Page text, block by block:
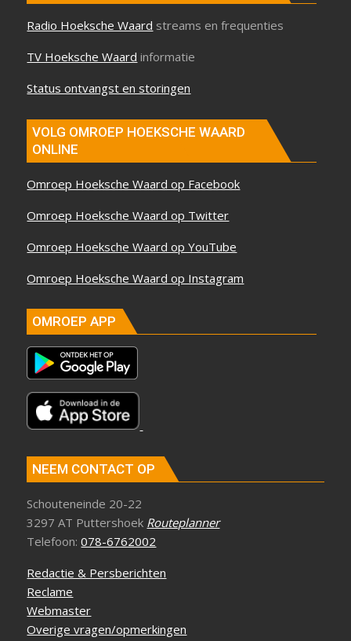
Radio Hoeksche Waard streams en frequenties
TV Hoeksche Waard informatie
Status ontvangst en storingen
VOLG OMROEP HOEKSCHE WAARD
ONLINE
Omroep Hoeksche Waard op Facebook
Omroep Hoeksche Waard op Twitter
Omroep Hoeksche Waard op YouTube
Omroep Hoeksche Waard op Instagram
OMROEP APP
NEEM CONTACT OP
Schouteneinde 20-22
3297 AT Puttershoek Routeplanner
Telefoon:078-6762002
Redactie & Persberichten
Reclame
Webmaster
Overige vragen/opmerkingen